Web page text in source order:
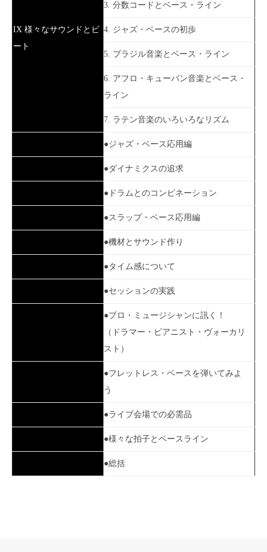
IX 様々なサウンドとビ
ート
3. 分数コードとベース・ライン
4. ジャズ・ベースの初歩
5. ブラジル音楽とベース・ライン
6. アフロ・キューバン音楽とベース・
ライン
7. ラテン音楽のいろいろなリズム
●ジャズ・ベース応用編
●ダイナミクスの追求
●ドラムとのコンビネーション
●スラップ・ベース応用編
●機材とサウンド作り
●タイム感について
●セッションの実践
●プロ・ミュージシャンに訊く！
（ドラマー・ピアニスト・ヴォーカリ
スト）
●フレットレス・ベースを弾いてみよ
う
●ライブ会場での必需品
●様々な拍子とベースライン
●総括